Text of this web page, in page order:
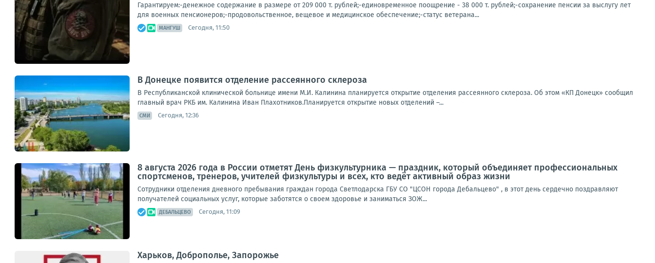
Гарантируем:-денежное содержание в размере от 209 000 т. рублей;-единовременное поощрение - 38 000 т. рублей;-сохранение пенсии за выслугу лет
для военных пенсионеров;-продовольственное, вещевое и медицинское обеспечение;-статус ветерана...
МАНГУШ Сегодня, 11:50
В Донецке появится отделение рассеянного склероза
В Республиканской клинической больнице имени М.И. Калинина планируется открытие отделения рассеянного склероза. Об этом «КП Донецк» сообщил
главный врач РКБ им. Калинина Иван Плахотников.Планируется открытие новых отделений –...
СМИ Сегодня, 12:36
8 августа 2026 года в России отметят День физкультурника — праздник, который объединяет профессиональных
спортсменов, тренеров, учителей физкультуры и всех, кто ведёт активный образ жизни
Сотрудники отделения дневного пребывания граждан города Светлодарска ГБУ СО "ЦСОН города Дебальцево" , в этот день сердечно поздравляют
получателей социальных услуг, которые заботятся о своем здоровье и заниматься ЗОЖ...
ДЕБАЛЬЦЕВО Сегодня, 11:09
Харьков, Доброполье, Запорожье